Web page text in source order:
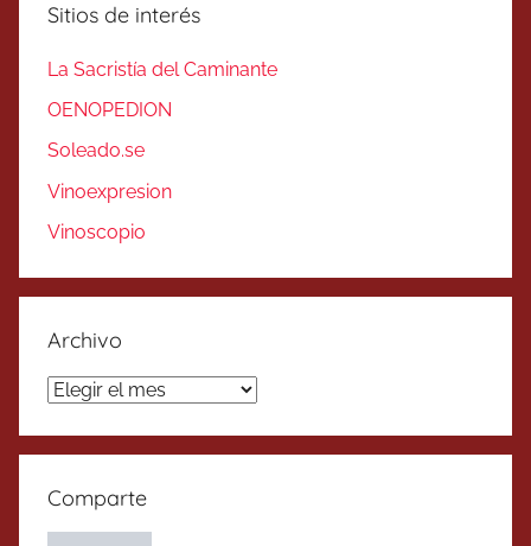
Sitios de interés
La Sacristía del Caminante
OENOPEDION
Soleado.se
Vinoexpresion
Vinoscopio
Archivo
Archivo
Comparte